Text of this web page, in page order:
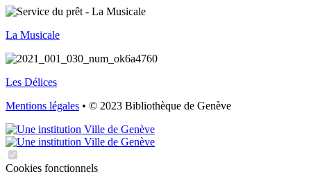
La Musicale
Les Délices
Mentions légales • © 2023 Bibliothèque de Genève
Cookies fonctionnels